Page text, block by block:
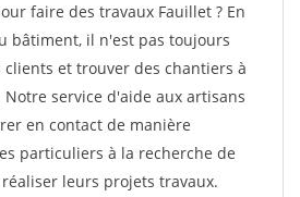
faire des travaux Fauillet ? En
bâtiment, il n'est pas toujours
et trouver des chantiers à
service d'aide aux artisans
en contact de manière
particuliers à la recherche de
leurs projets travaux.